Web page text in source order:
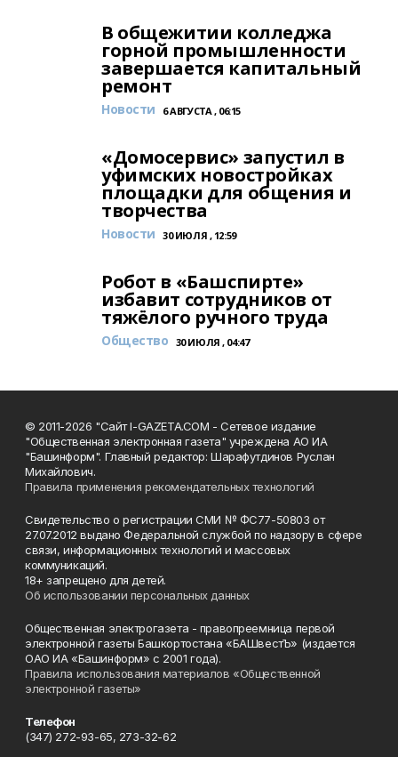
В общежитии колледжа
горной промышленности
завершается капитальный
ремонт
Новости 6 АВГУСТА , 06:15
«Домосервис» запустил в
уфимских новостройках
площадки для общения и
творчества
Новости 30 ИЮЛЯ , 12:59
Робот в «Башспирте»
избавит сотрудников от
тяжёлого ручного труда
Общество 30 ИЮЛЯ , 04:47
© 2011-2026 "Сайт I-GAZETA.COM - Сетевое издание
"Общественная электронная газета" учреждена АО ИА
"Башинформ". Главный редактор: Шарафутдинов Руслан
Михайлович.
Правила применения рекомендательных технологий
Свидетельство о регистрации СМИ № ФС77-50803 от
27.07.2012 выдано Федеральной службой по надзору в сфере
связи, информационных технологий и массовых
коммуникаций.
18+ запрещено для детей.
Об использовании персональных данных
Общественная электрогазета - правопреемница первой
электронной газеты Башкортостана «БАШвестЪ» (издается
ОАО ИА «Башинформ» с 2001 года).
Правила использования материалов «Общественной
электронной газеты»
Телефон
(347) 272-93-65, 273-32-62